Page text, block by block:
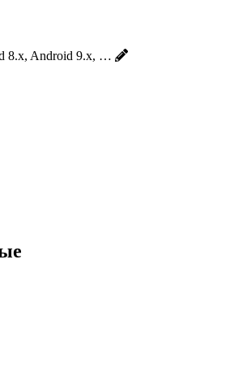
8.x, Android 9.x, …